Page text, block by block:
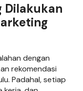
Dilakukan
dengan
rekomendasi
Padahal, setiap